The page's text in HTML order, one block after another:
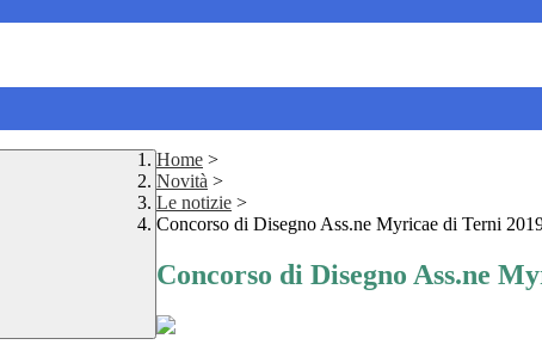
Home >
Novità >
Le notizie >
Concorso di Disegno Ass.ne Myricae di Terni
Concorso di Disegno Ass.ne